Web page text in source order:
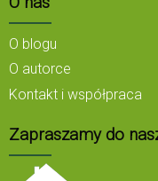
O blogu
O autorce
Kontakt i współpraca
Zapraszamy do